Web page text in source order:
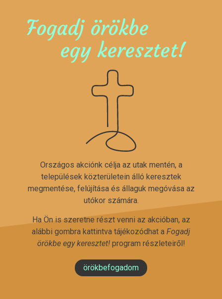
Fogadj örökbe
egy keresztet!
Országos akciónk célja az utak mentén, a
települések közterületein álló keresztek
megmentése, felújítása és állaguk megóvása az
utókor számára.
Ha Ön is szeretne részt venni az akcióban, az
alábbi gombra kattintva tájékozódhat a Fogadj
örökbe egy keresztet!program részleteiről!
örökbefogadom